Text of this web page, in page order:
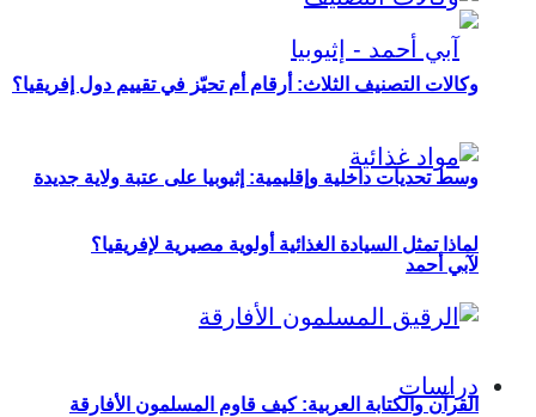
وسط تحديات داخلية وإقليمية: إثيوبيا على عتبة ولاية جديدة
لآبي أحمد
دراسات
وكالات التصنيف الثلاث: أرقام أم تحيّز في تقييم دول إفريقيا؟
لماذا تمثل السيادة الغذائية أولوية مصيرية لإفريقيا؟
القرآن والكتابة العربية: كيف قاوم المسلمون الأفارقة